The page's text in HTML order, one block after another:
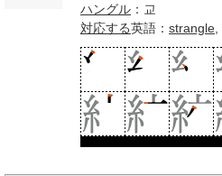
ハングル ：교
対応する英語： strangle